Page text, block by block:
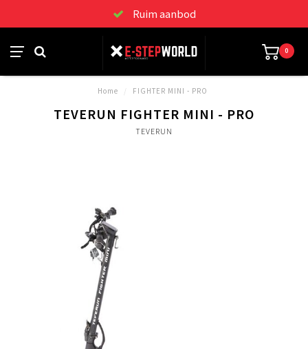
Ruim aanbod
0
Home FIGHTER MINI - PRO
TEVERUN FIGHTER MINI - PRO
TEVERUN